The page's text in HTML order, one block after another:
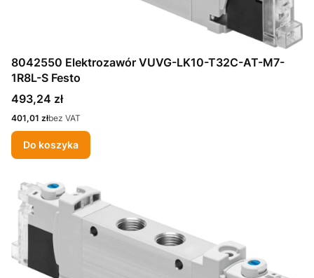
8042550 Elektrozawór VUVG-LK10-T32C-AT-M7-
1R8L-S Festo
Cena
493,24 zł
Cena
401,01 złbez VAT
Do koszyka